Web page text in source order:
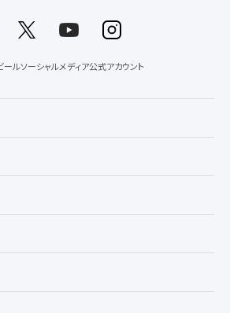
ールソーシャルメディア公式アカウント